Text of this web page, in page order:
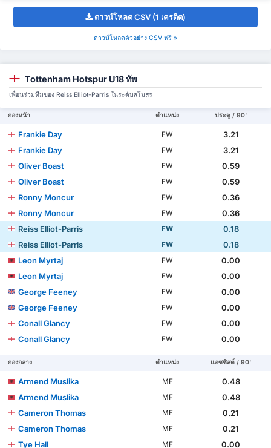
ดาวน์โหลด CSV (1 เครดิต)
ดาวน์โหลดตัวอย่าง CSV ฟรี »
Tottenham Hotspur U18 ทัพ
เพื่อนร่วมทีมของ Reiss Elliot-Parris ในระดับสโมสร
กองหน้า ตำแหน่ง ประตู / 90'
Frankie Day FW
3.21
Frankie Day
FW
3.21
Oliver Boast
FW
0.59
Oliver Boast
FW
0.59
Ronny Moncur
FW
0.36
Ronny Moncur
FW
0.36
Reiss Elliot-Parris
FW
0.18
Reiss Elliot-Parris
FW
0.18
Leon Myrtaj
FW
0.00
Leon Myrtaj
FW
0.00
George Feeney
FW
0.00
George Feeney
FW
0.00
Conall Glancy
FW
0.00
Conall Glancy
FW 0.00
กองกลาง ตำแหน่ง แอซซิสต์ / 90'
Armend Muslika MF
0.48
Armend Muslika
MF
0.48
Cameron Thomas
MF
0.21
Cameron Thomas
MF
0.21
Tye Hall
MF
0.00